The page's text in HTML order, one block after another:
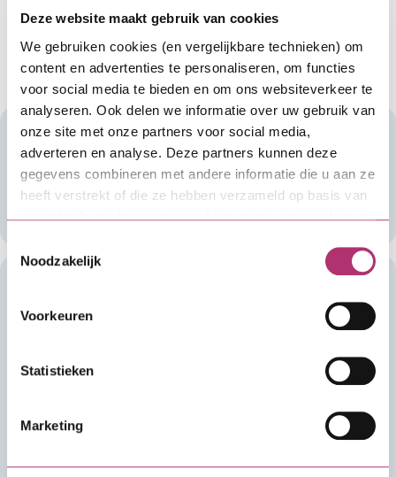
Deze website maakt gebruik van cookies
We gebruiken cookies (en vergelijkbare technieken) om
content en advertenties te personaliseren, om functies
voor social media te bieden en om ons websiteverkeer te
analyseren. Ook delen we informatie over uw gebruik van
onze site met onze partners voor social media,
adverteren en analyse. Deze partners kunnen deze
gegevens combineren met andere informatie die u aan ze
heeft verstrekt of die ze hebben verzameld op basis van
uw gebruik van hun services. Lees meer over cookies in
Noodzakelijk
Voorkeuren
Statistieken
Marketing
Heb je een vraag over werken bij
SVn of over onze vacatures?
Mail onze recruiter
Waarom werken bij SVn?
Werk aan financieringsoplossingen die
het wonen en leven in Nederland beter